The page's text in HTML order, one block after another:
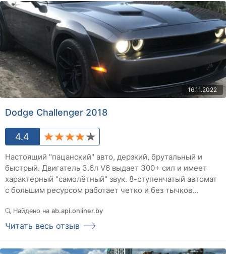
16.11.2022
Dodge Challenger 2018
4.4
Настоящий "пацанский" авто, дерзкий, брутальный и
быстрый. Двигатель 3.6л V6 выдает 300+ сил и имеет
характерный "самолётный" звук. 8-ступенчатый автомат
с большим ресурсом работает четко и без тычков...
Найдено на ab.api.onliner.by
Читать весь отзыв